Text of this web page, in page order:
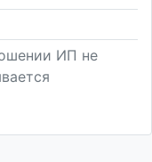
ИП не